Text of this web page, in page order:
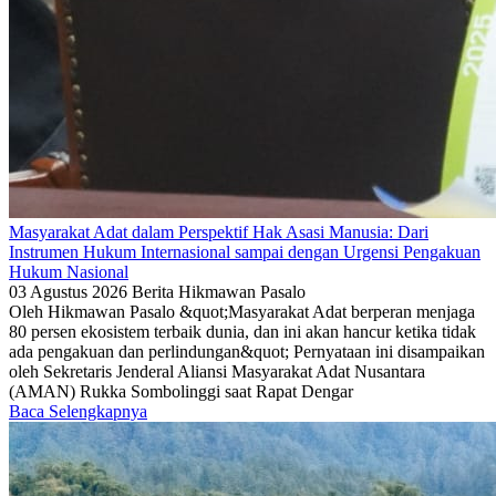
Masyarakat Adat dalam Perspektif Hak Asasi Manusia: Dari
Instrumen Hukum Internasional sampai dengan Urgensi Pengakuan
Hukum Nasional
03 Agustus 2026 Berita Hikmawan Pasalo
Oleh Hikmawan Pasalo &quot;Masyarakat Adat berperan menjaga
80 persen ekosistem terbaik dunia, dan ini akan hancur ketika tidak
ada pengakuan dan perlindungan&quot; Pernyataan ini disampaikan
oleh Sekretaris Jenderal Aliansi Masyarakat Adat Nusantara
(AMAN) Rukka Sombolinggi saat Rapat Dengar
Baca Selengkapnya